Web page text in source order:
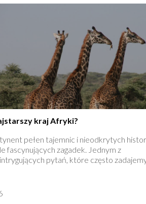
kraj Afryki?
pełen tajemnic i nieodkrytych
fascynujących zagadek. Jednym z
pytań, które często